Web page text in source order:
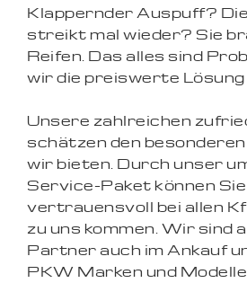
Klappernder Auspuff?
streikt mal wieder? Sie
Reifen. Das alles sind
wir die preiswerte Lösung
Unsere zahlreichen
schätzen den
wir bieten. Durch unser
Service-Paket können
vertrauensvoll bei allen
zu uns kommen. Wir sind
Partner auch im Ankauf
PKW Marken und